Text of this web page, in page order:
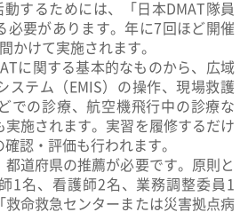
動するためには、「 日本DMAT隊員
必要があります。年に7回ほど開催
かけて実施されます。
に関する基本的なものから、広域
ステム（EMIS）の操作、現場救護
での診療、航空機飛行中の診療な
実施されます。実習を履修するだけ
認・評価も行われます。
都道府県の推薦が必要です。原則と
1名、看護師2名、業務調整委員1
救命救急センターまたは災害拠点病